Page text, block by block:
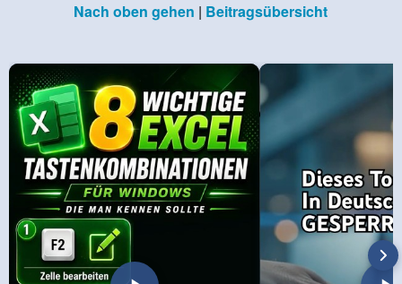
Nach oben gehen | Beitragsübersicht